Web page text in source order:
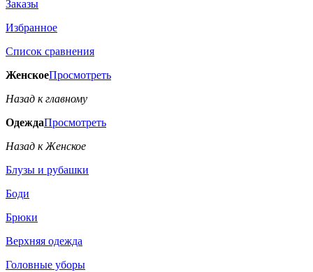
Заказы
Избранное
Список сравнения
ЖенскоеПросмотреть
Назад к главному
ОдеждаПросмотреть
Назад к Женское
Блузы и рубашки
Боди
Брюки
Верхняя одежда
Головные уборы